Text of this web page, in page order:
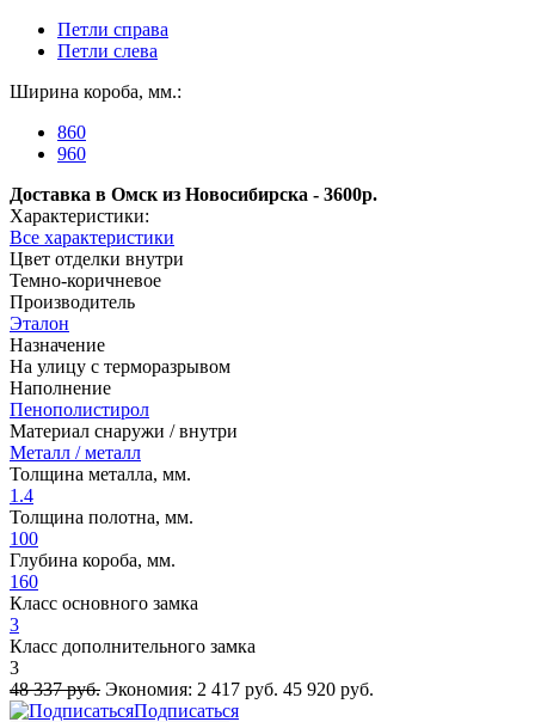
Петли справа
Петли слева
Ширина короба, мм.:
860
960
Доставка в Омск из Новосибирска - 3600р.
Характеристики:
Все характеристики
Цвет отделки внутри
Темно-коричневое
Производитель
Эталон
Назначение
На улицу с терморазрывом
Наполнение
Пенополистирол
Материал снаружи / внутри
Металл / металл
Толщина металла, мм.
1.4
Толщина полотна, мм.
100
Глубина короба, мм.
160
Класс основного замка
3
Класс дополнительного замка
3
48 337 руб. Экономия: 2 417 руб. 45 920 руб.
Подписаться